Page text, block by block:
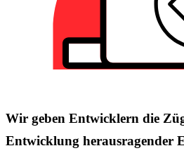
Wir geben Entwicklern die
Entwicklung herausragender